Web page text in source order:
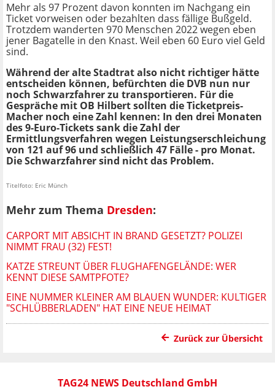
Mehr als 97 Prozent davon konnten im Nachgang ein
Ticket vorweisen oder bezahlten dass fällige Bußgeld.
Trotzdem wanderten 970 Menschen 2022 wegen eben
jener Bagatelle in den Knast. Weil eben 60 Euro viel Geld
sind.
Während der alte Stadtrat also nicht richtiger hätte
entscheiden können, befürchten die DVB nun nur
noch Schwarzfahrer zu transportieren. Für die
Gespräche mit OB Hilbert sollten die Ticketpreis-
Macher noch eine Zahl kennen: In den drei Monaten
des 9-Euro-Tickets sank die Zahl der
Ermittlungsverfahren wegen Leistungserschleichung
von 121 auf 96 und schließlich 47 Fälle - pro Monat.
Die Schwarzfahrer sind nicht das Problem.
Titelfoto: Eric Münch
Mehr zum Thema Dresden:
CARPORT MIT ABSICHT IN BRAND GESETZT? POLIZEI
NIMMT FRAU (32) FEST!
KATZE STREUNT ÜBER FLUGHAFENGELÄNDE: WER
KENNT DIESE SAMTPFOTE?
EINE NUMMER KLEINER AM BLAUEN WUNDER: KULTIGER
"SCHLÜBBERLADEN" HAT EINE NEUE HEIMAT
Zurück zur Übersicht
TAG24 NEWS Deutschland GmbH